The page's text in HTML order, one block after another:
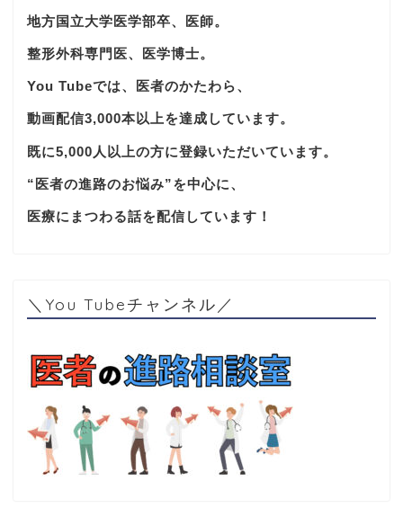
地方国立大学医学部卒、医師。
整形外科専門医、医学博士。
You Tubeでは、医者のかたわら、
動画配信3,000本以上を達成しています。
既に5,000人以上の方に登録いただいています。
“医者の進路のお悩み”を中心に、
医療にまつわる話を配信しています！
＼You Tubeチャンネル／